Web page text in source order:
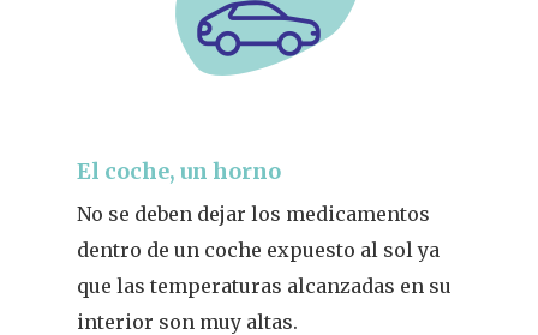
El coche, un horno
No se deben dejar los medicamentos
dentro de un coche expuesto al sol ya
que las temperaturas alcanzadas en su
interior son muy altas.
Cuídate
Infantil